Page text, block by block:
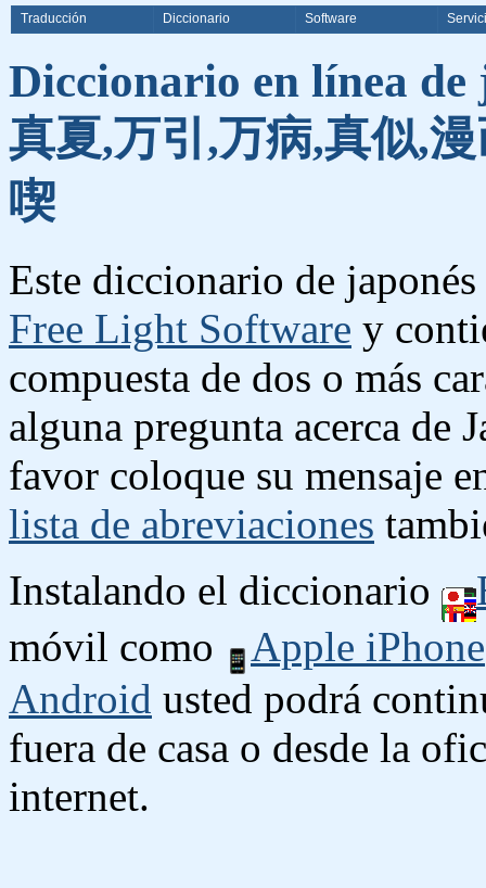
Traducción Diccionario Software
Diccionario en línea
真夏,万引,万病,真似,
喫
Este diccionario de
Free Light Software y
compuesta de dos o más
alguna pregunta acerca de
favor coloque su mensaje
lista de abreviaciones
Instalando el diccionario
móvil como
Apple iPhone
Android usted podrá
fuera de casa o desde la
internet.